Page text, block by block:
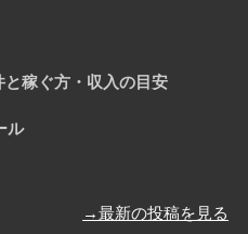
稼ぐ方・収入の目安
ル
→最新の投稿を見る